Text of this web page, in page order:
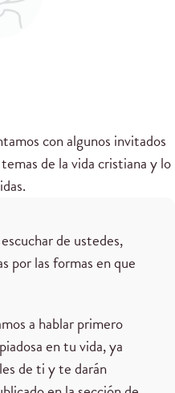
con algunos invitados
de la vida cristiana y lo
de ustedes,
por las formas en que
a hablar primero
en tu vida, ya
de ti y te darán